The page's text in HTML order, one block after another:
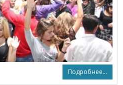
Подробнее...